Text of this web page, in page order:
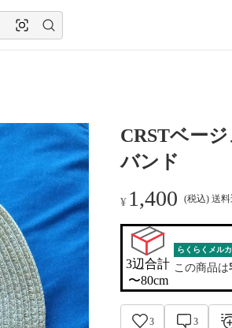
CRSTベー
バンド
¥ 1,400 (税込) 送
3辺合計
〜80cm
らくらくメル
この商品は
3 3